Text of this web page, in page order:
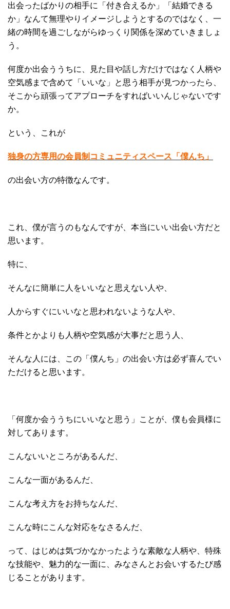
出会ったばかりの相手に「付き合えるか」「結婚できる
か」なんて無理やりイメージしようとするのではなく、一
緒の時間を過ごしながらゆっくり関係を深めていきましょ
う。
何度か出会ううちに、見た目や話し方だけではなく人柄や
空気感まで含めて「いいな」と思う相手が見つかったら、
そこから頑張ってアプローチをすればいいんじゃないです
か。
という、これが
独身の方専用の会員制コミュニティスペース「僕んち」
の出会い方の特徴なんです。
これ、僕が言うのもなんですが、本当にいい出会い方だと
思います。
特に、
そんなに簡単に人をいいなと思えない人や、
人からすぐにいいなと思われないような人や、
条件とかよりも人柄や空気感が大事だと思う人、
そんな人には、この「僕んち」の出会い方は必ず喜んでい
ただけると思います。
「何度か会ううちにいいなと思う」ことが、僕も会員様に
対してあります。
こんないいところがあるんだ、
こんな一面があるんだ、
こんな考え方をお持ちなんだ、
こんな時にこんな対応をなさるんだ、
って、はじめは気づかなかったような素敵な人柄や、特殊
な技能や、魅力的な一面に、みなさんとお会いするたび感
じることがあります。